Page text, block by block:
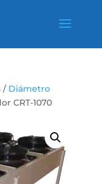
/ Diámetro
CRT-1070